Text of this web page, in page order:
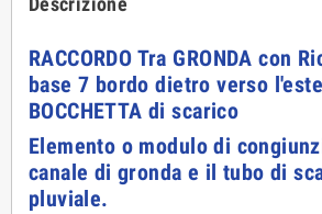
RACCORDO Tra GRONDA con
base 7 bordo dietro verso
BOCCHETTA di scarico
Elemento o modulo di
canale di gronda e il tubo di
pluviale.